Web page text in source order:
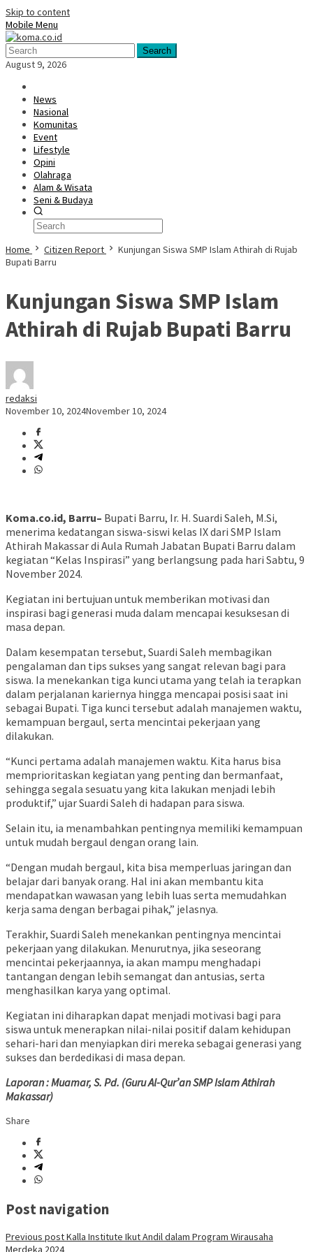
Skip to content
Mobile Menu
Search
August 9, 2026
News
Nasional
Komunitas
Event
Lifestyle
Opini
Olahraga
Alam & Wisata
Seni & Budaya
Home Citizen Report
Kunjungan Siswa SMP Islam Athirah di Rujab
Bupati Barru
Kunjungan Siswa SMP Islam
Athirah di Rujab Bupati Barru
redaksi
November 10, 2024November 10, 2024
Koma.co.id, Barru– Bupati Barru, Ir. H. Suardi Saleh, M.Si,
menerima kedatangan siswa-siswi kelas IX dari SMP Islam
Athirah Makassar di Aula Rumah Jabatan Bupati Barru dalam
kegiatan “Kelas Inspirasi” yang berlangsung pada hari Sabtu, 9
November 2024.
Kegiatan ini bertujuan untuk memberikan motivasi dan
inspirasi bagi generasi muda dalam mencapai kesuksesan di
masa depan.
Dalam kesempatan tersebut, Suardi Saleh membagikan
pengalaman dan tips sukses yang sangat relevan bagi para
siswa. Ia menekankan tiga kunci utama yang telah ia terapkan
dalam perjalanan kariernya hingga mencapai posisi saat ini
sebagai Bupati. Tiga kunci tersebut adalah manajemen waktu,
kemampuan bergaul, serta mencintai pekerjaan yang
dilakukan.
“Kunci pertama adalah manajemen waktu. Kita harus bisa
memprioritaskan kegiatan yang penting dan bermanfaat,
sehingga segala sesuatu yang kita lakukan menjadi lebih
produktif,” ujar Suardi Saleh di hadapan para siswa.
Selain itu, ia menambahkan pentingnya memiliki kemampuan
untuk mudah bergaul dengan orang lain.
“Dengan mudah bergaul, kita bisa memperluas jaringan dan
belajar dari banyak orang. Hal ini akan membantu kita
mendapatkan wawasan yang lebih luas serta memudahkan
kerja sama dengan berbagai pihak,” jelasnya.
Terakhir, Suardi Saleh menekankan pentingnya mencintai
pekerjaan yang dilakukan. Menurutnya, jika seseorang
mencintai pekerjaannya, ia akan mampu menghadapi
tantangan dengan lebih semangat dan antusias, serta
menghasilkan karya yang optimal.
Kegiatan ini diharapkan dapat menjadi motivasi bagi para
siswa untuk menerapkan nilai-nilai positif dalam kehidupan
sehari-hari dan menyiapkan diri mereka sebagai generasi yang
sukses dan berdedikasi di masa depan.
Laporan : Muamar, S. Pd. (Guru Al-Qur’an SMP Islam Athirah
Makassar)
Share
Post navigation
Previous postKalla Institute Ikut Andil dalam Program Wirausaha
Merdeka 2024